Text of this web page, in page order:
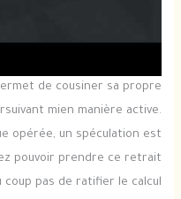
de cousiner sa propre
mien manière active.
opérée, un spéculation est
pouvoir prendre ce retrait
coup pas de ratifier le calcul